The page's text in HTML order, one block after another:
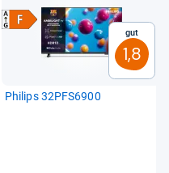
Gut
1,8
Phi­lips 32PFS6900